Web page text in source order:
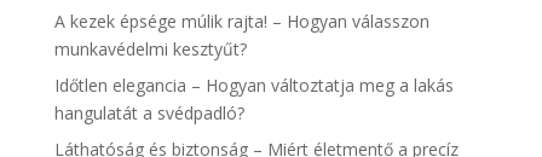
A kezek épsége múlik rajta! – Hogyan válasszon
munkavédelmi kesztyűt?
Időtlen elegancia – Hogyan változtatja meg a lakás
hangulatát a svédpadló?
Láthatóság és biztonság – Miért életmentő a precíz